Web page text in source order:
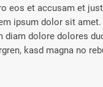
eos et accusam et
ipsum dolor sit
dolore dolores
kasd magna no